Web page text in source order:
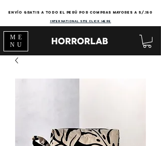
ME
NU
Envío gratis a todo el Perú por compras mayores a s/.150
international site click here